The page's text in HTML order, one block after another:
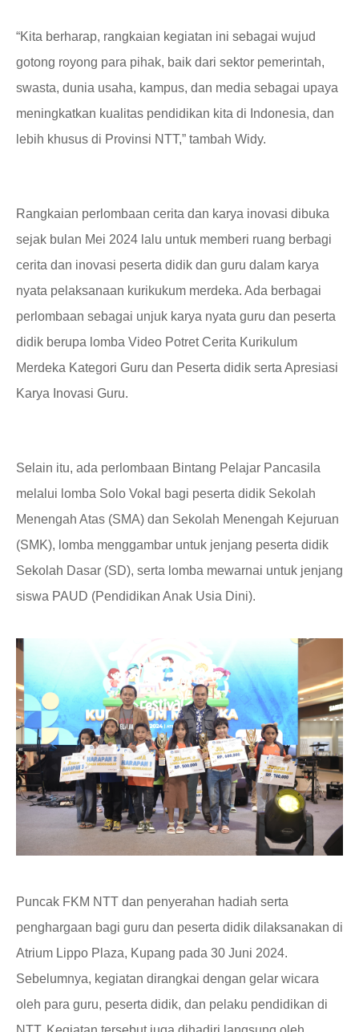
“Kita berharap, rangkaian kegiatan ini sebagai wujud
gotong royong para pihak, baik dari sektor pemerintah,
swasta, dunia usaha, kampus, dan media sebagai upaya
meningkatkan kualitas pendidikan kita di Indonesia, dan
lebih khusus di Provinsi NTT,” tambah Widy.
Rangkaian perlombaan cerita dan karya inovasi dibuka
sejak bulan Mei 2024 lalu untuk memberi ruang berbagi
cerita dan inovasi peserta didik dan guru dalam karya
nyata pelaksanaan kurikukum merdeka. Ada berbagai
perlombaan sebagai unjuk karya nyata guru dan peserta
didik berupa lomba Video Potret Cerita Kurikulum
Merdeka Kategori Guru dan Peserta didik serta Apresiasi
Karya Inovasi Guru.
Selain itu, ada perlombaan Bintang Pelajar Pancasila
melalui lomba Solo Vokal bagi peserta didik Sekolah
Menengah Atas (SMA) dan Sekolah Menengah Kejuruan
(SMK), lomba menggambar untuk jenjang peserta didik
Sekolah Dasar (SD), serta lomba mewarnai untuk jenjang
siswa PAUD (Pendidikan Anak Usia Dini).
Puncak FKM NTT dan penyerahan hadiah serta
penghargaan bagi guru dan peserta didik dilaksanakan di
Atrium Lippo Plaza, Kupang pada 30 Juni 2024.
Sebelumnya, kegiatan dirangkai dengan gelar wicara
oleh para guru, peserta didik, dan pelaku pendidikan di